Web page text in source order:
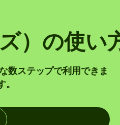
）の使い
数ステップで利用できま
。